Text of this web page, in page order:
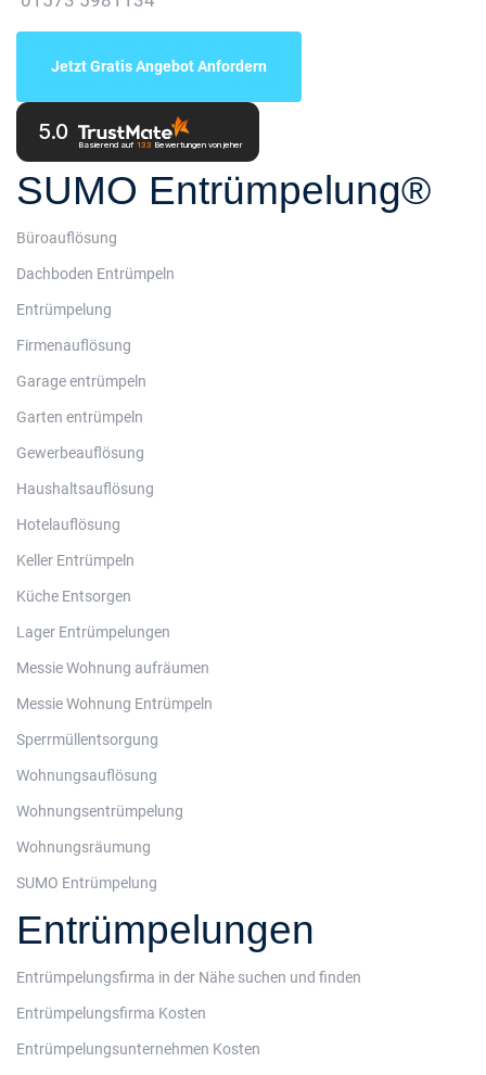
Jetzt Gratis Angebot Anfordern
5.0
Basierend auf 133 Bewertungen von jeher
SUMO Entrümpelung®
Büroauflösung
Dachboden Entrümpeln
Entrümpelung
Firmenauflösung
Garage entrümpeln
Garten entrümpeln
Gewerbeauflösung
Haushaltsauflösung
Hotelauflösung
Keller Entrümpeln
Küche Entsorgen
Lager Entrümpelungen
Messie Wohnung aufräumen
Messie Wohnung Entrümpeln
Sperrmüllentsorgung
Wohnungsauflösung
Wohnungsentrümpelung
Wohnungsräumung
SUMO Entrümpelung
Entrümpelungen
Entrümpelungsfirma in der Nähe suchen und finden
Entrümpelungsfirma Kosten
Entrümpelungsunternehmen Kosten